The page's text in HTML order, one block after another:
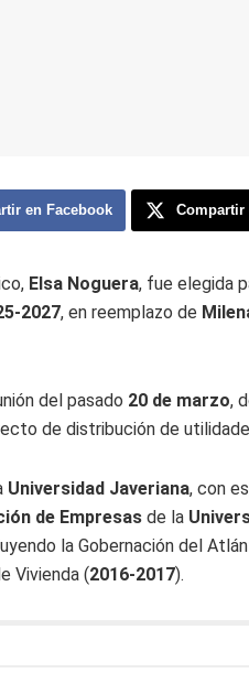
en Facebook Compartir
Elsa Noguera, fue elegida
2027, en reemplazo de
del pasado 20 de marzo,
de distribución de
Universidad Javeriana, con
de Empresas de la
la Gobernación del
Vivienda (2016-2017).